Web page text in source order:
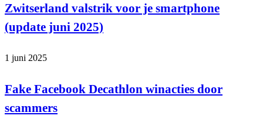
Zwitserland valstrik voor je smartphone
(update juni 2025)
1 juni 2025
Fake Facebook Decathlon winacties door
scammers